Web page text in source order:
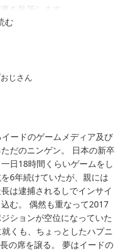
を執筆します。
む
じさん
ードのゲームメディア及び
だのニンゲン。 日本の新卒
日18時間くらいゲームをし
6年続けていたが、親には
は逮捕されるしでインサイ
む。 偶然も重なって2017
ションが空位になっていた
くも、ちょっとしたハプニ
の席を譲る。 夢はイードの